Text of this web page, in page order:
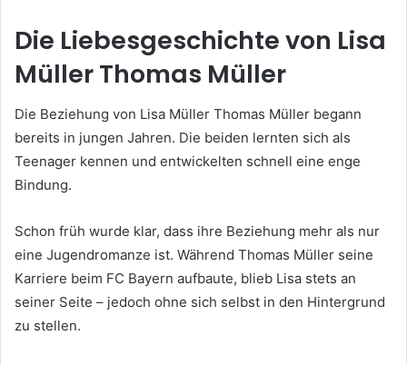
Die Liebesgeschichte von Lisa
Müller Thomas Müller
Die Beziehung von Lisa Müller Thomas Müller begann
bereits in jungen Jahren. Die beiden lernten sich als
Teenager kennen und entwickelten schnell eine enge
Bindung.
Schon früh wurde klar, dass ihre Beziehung mehr als nur
eine Jugendromanze ist. Während Thomas Müller seine
Karriere beim FC Bayern aufbaute, blieb Lisa stets an
seiner Seite – jedoch ohne sich selbst in den Hintergrund
zu stellen.